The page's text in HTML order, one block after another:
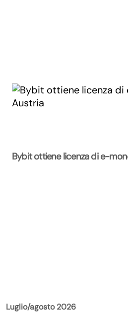
Bybit ottiene licenza di e-
Luglio/agosto 2026